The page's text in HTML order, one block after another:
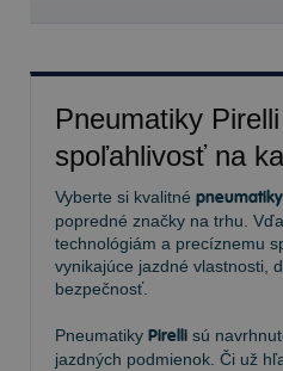
Pneumatiky
spoľahlivosť na
Vyberte si kvalitné
popredné značky na trhu.
technológiám a precíznemu
vynikajúce jazdné vlastnosti,
bezpečnosť.
Pneumatiky Pirelli sú
jazdných podmienok. Či už